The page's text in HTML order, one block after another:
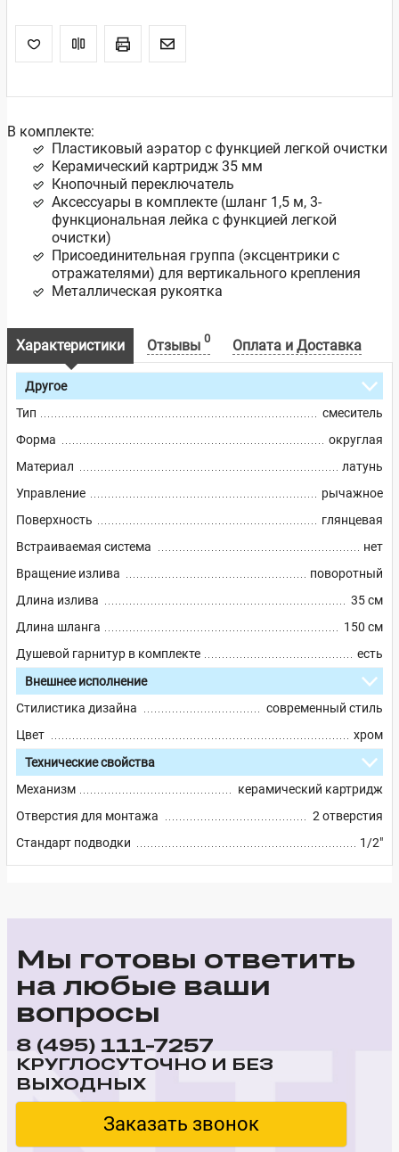
В комплекте:
Пластиковый аэратор с функцией легкой очистки
Керамический картридж 35 мм
Кнопочный переключатель
Аксессуары в комплекте (шланг 1,5 м, 3-
функциональная лейка с функцией легкой
очистки)
Присоединительная группа (эксцентрики с
отражателями) для вертикального крепления
Металлическая рукоятка
Характеристики Отзывы 0 Оплата и Доставка
Другое
Тип
смеситель
Форма
округлая
Материал
латунь
Управление
рычажное
Поверхность
глянцевая
Встраиваемая система
нет
Вращение излива
поворотный
Длина излива
35 см
Длина шланга
150 см
Душевой гарнитур в комплекте
есть
Внешнее исполнение
Стилистика дизайна
современный стиль
Цвет
хром
Технические свойства
Механизм
керамический картридж
Отверстия для монтажа
2 отверстия
Стандарт подводки
1/2"
Мы готовы ответить
на любые ваши
вопросы
8 (495) 111-7257
КРУГЛОСУТОЧНО И БЕЗ
ВЫХОДНЫХ
Заказать звонок